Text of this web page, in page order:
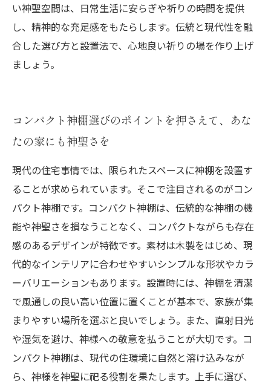
い神聖空間は、日常生活に安らぎや祈りの時間を提供
し、精神的な充足感をもたらします。伝統と現代性を融
合した選び方と設置法で、心地良い祈りの場を作り上げ
ましょう。
コンパクト神棚選びのポイントを押さえて、あな
たの家にも神聖さを
現代の住宅事情では、限られたスペースに神棚を設置す
ることが求められています。そこで注目されるのがコン
パクト神棚です。コンパクト神棚は、伝統的な神棚の機
能や神聖さを損なうことなく、コンパクトながらも存在
感のあるデザインが特徴です。素材は木製をはじめ、現
代的なインテリアに合わせやすいシンプルな形状やカラ
ーバリエーションもあります。設置時には、神棚を清潔
で風通しの良い高い位置に置くことが基本で、家族が集
まりやすい場所を選ぶと良いでしょう。また、直射日光
や湿気を避け、神様への敬意を払うことが大切です。コ
ンパクト神棚は、現代の住環境に自然と溶け込みなが
ら、神様を神聖に祀る役割を果たします。上手に選び、